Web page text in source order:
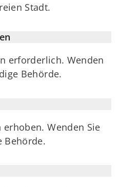
Stadt.
erforderlich. Wenden
Behörde.
erhoben. Wenden Sie
Behörde.